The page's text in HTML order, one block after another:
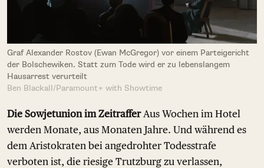
Graf Alexander Rostov (Ewan McGregor) vor einem Parteigericht
der Bolschewiken. Statt zum Tode wird er zu lebenslangem
Hausarrest verurteilt
Ben Blackall/Paramount+ with Showtime
Die Sowjetunion im ZeitrafferAus Wochen im Hotel
werden Monate, aus Monaten Jahre. Und während es
dem Aristokraten bei angedrohter Todesstrafe
verboten ist, die riesige Trutzburg zu verlassen,